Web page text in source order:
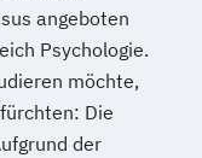
angeboten
Psychologie.
möchte,
Die
der